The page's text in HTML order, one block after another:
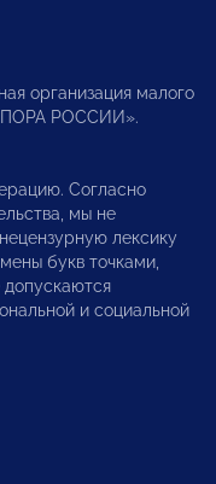
организация малого
РОССИИ».
Согласно
мы не
лексику
букв точками,
и социальной